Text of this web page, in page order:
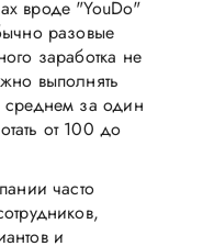
вроде "YouDo"
разовые
заработка не
выполнять
среднем за один
от 100 до
часто
и